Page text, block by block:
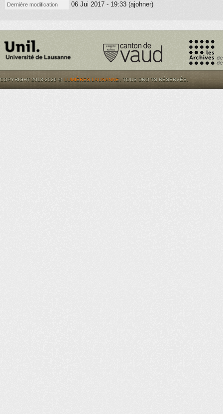
Dernière modification 06 Jui 2017 - 19:33 (ajohner)
COPYRIGHT 2013-2026 © LUMIÈRES.LAUSANNE . TOUS DROITS RÉSERVÉS.